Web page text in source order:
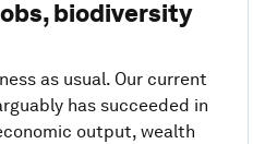
biodiversity
as usual. Our current
has succeeded in
output, wealth